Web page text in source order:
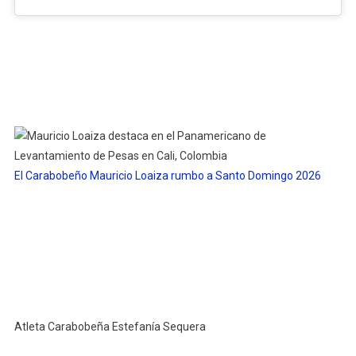
El Carabobeño Mauricio Loaiza rumbo a Santo Domingo 2026
Atleta Carabobeña Estefanía Sequera